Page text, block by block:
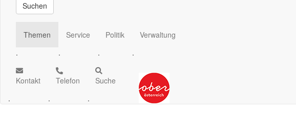
Suchen
Themen
.
Service
.
Politik
.
Verwaltung
.
Kontakt
.
Telefon
.
Suche
.